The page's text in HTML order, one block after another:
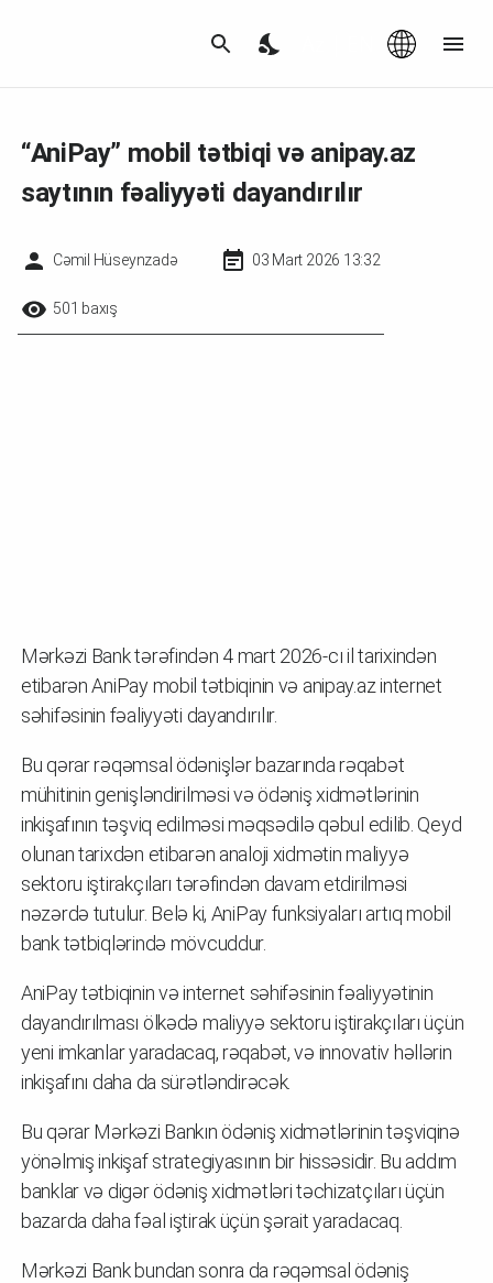
“AniPay” mobil tətbiqi və anipay.az
saytının fəaliyyəti dayandırılır
Cəmil Hüseynzadə 03 Mart 2026 13:32
501 baxış
Mərkəzi Bank tərəfindən 4 mart 2026-cı il tarixindən
etibarən AniPay mobil tətbiqinin və anipay.az internet
səhifəsinin fəaliyyəti dayandırılır.
Bu qərar rəqəmsal ödənişlər bazarında rəqabət
mühitinin genişləndirilməsi və ödəniş xidmətlərinin
inkişafının təşviq edilməsi məqsədilə qəbul edilib. Qeyd
olunan tarixdən etibarən analoji xidmətin maliyyə
sektoru iştirakçıları tərəfindən davam etdirilməsi
nəzərdə tutulur. Belə ki, AniPay funksiyaları artıq mobil
bank tətbiqlərində mövcuddur.
AniPay tətbiqinin və internet səhifəsinin fəaliyyətinin
dayandırılması ölkədə maliyyə sektoru iştirakçıları üçün
yeni imkanlar yaradacaq, rəqabət, və innovativ həllərin
inkişafını daha da sürətləndirəcək.
Bu qərar Mərkəzi Bankın ödəniş xidmətlərinin təşviqinə
yönəlmiş inkişaf strategiyasının bir hissəsidir. Bu addım
banklar və digər ödəniş xidmətləri təchizatçıları üçün
bazarda daha fəal iştirak üçün şərait yaradacaq.
Mərkəzi Bank bundan sonra da rəqəmsal ödəniş